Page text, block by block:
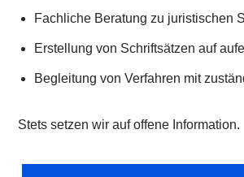
Fachliche Beratung zu juristischen
Erstellung von Schriftsätzen auf
Begleitung von Verfahren mit
Stets setzen wir auf offene Information.